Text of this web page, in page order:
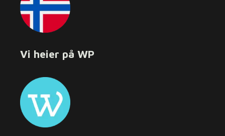
Vi heier på WP